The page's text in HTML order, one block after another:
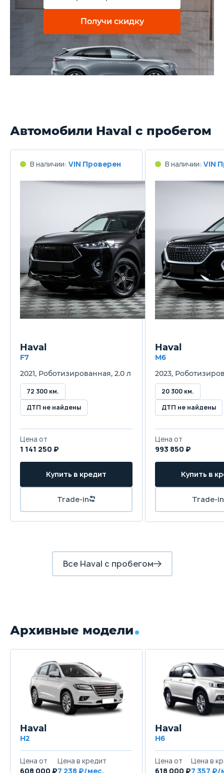
Получи скидку
Автомобили Haval с пробегом
В наличии: VIN Проверен
Haval
F7
2021, Роботизированная, 2.0 л
72 300 км.
ДТП не найдены
Цена от
1 141 250 ₽
Купить в кредит
Trade-in
В наличии: VIN
Haval
M6
2023,
20 300 км.
ДТП не найдены
Цена от
993 850 ₽
Купить в
Trade-in
Все Haval с пробегом
Архивные модели
Haval
H2
Цена от
608 000 ₽
Цена в кредит
7 238 ₽/мес.
Haval
H6
Цена от
618 000 ₽
Цена в
7 357 ₽/